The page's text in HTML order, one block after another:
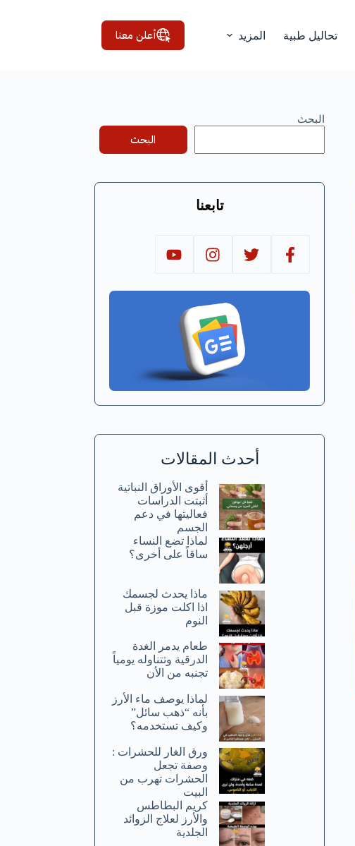
تحاليل طبية المزيد أعلن معنا
البحث
البحث
تابعنا
أحدث المقالات
أقوى الأوراق النباتية
أثبتت الدراسات
فعاليتها في دعم
الجسم
لماذا تضع النساء
ساقاً على أخرى؟
ماذا يحدث لجسمك
اذا اكلت موزة قبل
النوم
طعام يدمر الغدة
الدرقية وتتناوله يومياً
تجنبه من الأن
لماذا يوصف ماء الأرز
بأنه “ذهب سائل”
وكيف تستخدمه؟
ورق الغار للحشرات :
وصفة تجعل
الحشرات تهرب من
البيت
كريم البطاطس
والأرز لعلاج الزوائد
الجلدية